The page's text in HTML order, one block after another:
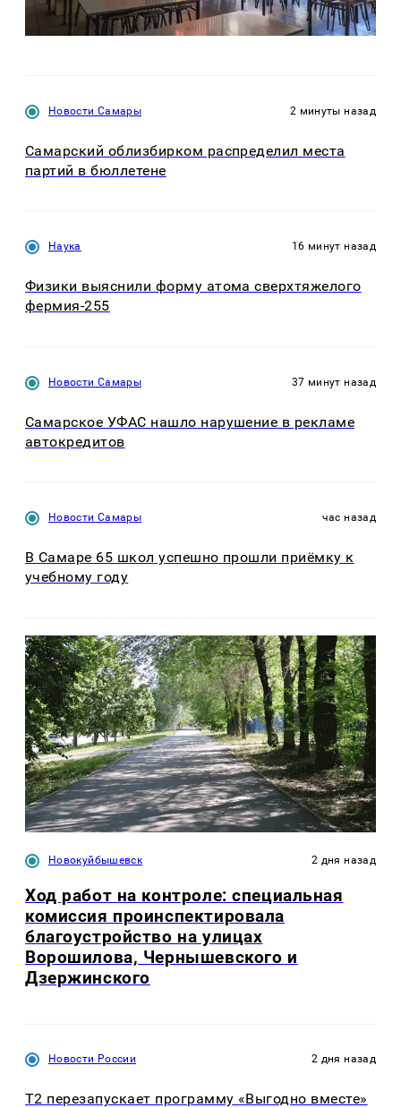
Новости Самары 2 минуты назад
Самарский облизбирком распределил места
партий в бюллетене
Наука 16 минут назад
Физики выяснили форму атома сверхтяжелого
фермия-255
Новости Самары 37 минут назад
Самарское УФАС нашло нарушение в рекламе
автокредитов
Новости Самары час назад
В Самаре 65 школ успешно прошли приёмку к
учебному году
Новокуйбышевск 2 дня назад
Ход работ на контроле: специальная
комиссия проинспектировала
благоустройство на улицах
Ворошилова, Чернышевского и
Дзержинского
Новости России 2 дня назад
Т2 перезапускает программу «Выгодно вместе»